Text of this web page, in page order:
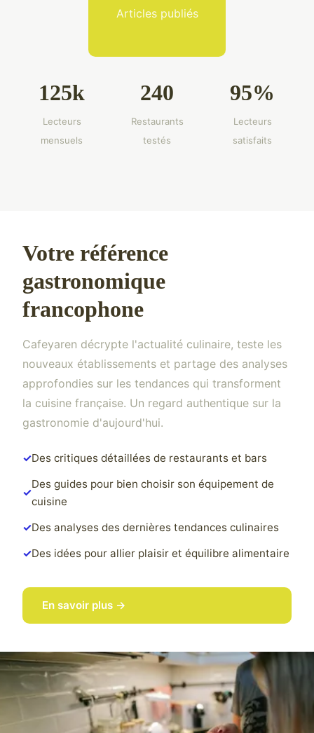
Articles publiés
125k
Lecteurs
mensuels
240
Restaurants
testés
95%
Lecteurs
satisfaits
Votre référence
gastronomique
francophone
Cafeyaren décrypte l'actualité culinaire, teste les
nouveaux établissements et partage des analyses
approfondies sur les tendances qui transforment
la cuisine française. Un regard authentique sur la
gastronomie d'aujourd'hui.
Des critiques détaillées de restaurants et bars
Des guides pour bien choisir son équipement de
cuisine
Des analyses des dernières tendances culinaires
Des idées pour allier plaisir et équilibre alimentaire
En savoir plus →